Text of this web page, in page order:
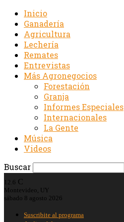
Inicio
Ganadería
Agricultura
Lechería
Remates
Entrevistas
Más Agronegocios
Forestación
Granja
Informes Especiales
Internacionales
La Gente
Música
Videos
Buscar
12.6 C
Montevideo, UY
sábado 8 agosto 2026
Suscribite al programa